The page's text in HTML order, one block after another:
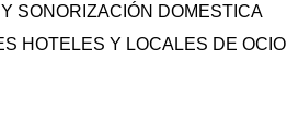
SONORIZACIÓN DOMESTICA
HOTELES Y LOCALES DE OCIO